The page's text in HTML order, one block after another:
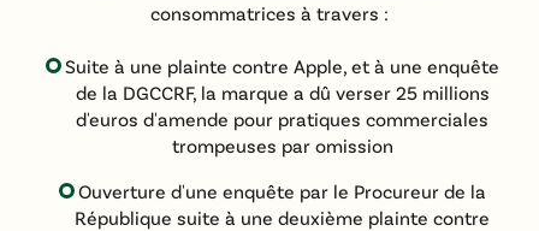
consommatrices à travers :
Suite à une plainte contre Apple, et à une enquête
de la DGCCRF, la marque a dû verser 25 millions
d'euros d'amende pour pratiques commerciales
trompeuses par omission
Ouverture d'une enquête par le Procureur de la
République suite à une deuxième plainte contre